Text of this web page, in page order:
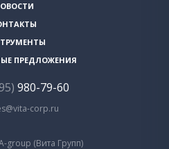
group (Вита Групп)
ПРЕДЛОЖЕНИЯ
980-79-60
corp.ru